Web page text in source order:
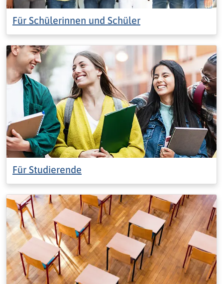
Für Schülerinnen und Schüler
Für Studierende